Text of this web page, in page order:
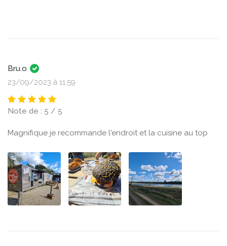
Bru.o
23/09/2023 à 11:59
Note de : 5 / 5
Magnifique je recommande l'endroit et la cuisine au top